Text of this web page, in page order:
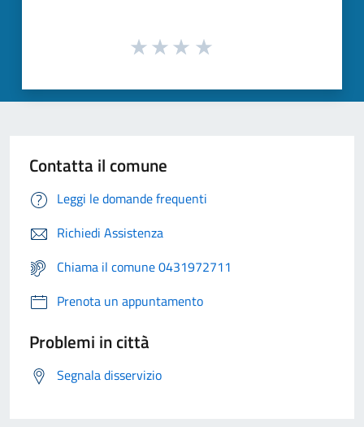
Contatta il comune
Leggi le domande frequenti
Richiedi Assistenza
Chiama il comune 0431972711
Prenota un appuntamento
Problemi in città
Segnala disservizio